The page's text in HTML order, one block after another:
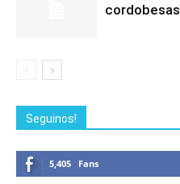
cordobesas
Seguinos!
5,405 Fans